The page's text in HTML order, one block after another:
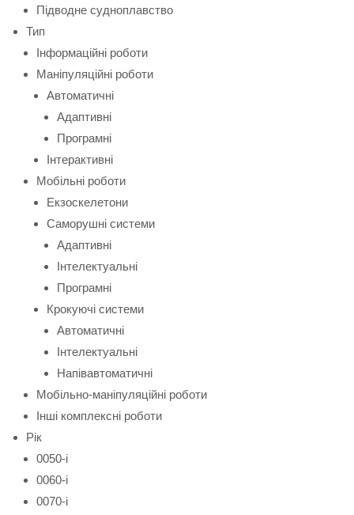
Підводне судноплавство
Тип
Інформаційні роботи
Маніпуляційні роботи
Автоматичні
Адаптивні
Програмні
Інтерактивні
Мобільні роботи
Екзоскелетони
Саморушні системи
Адаптивні
Інтелектуальні
Програмні
Крокуючі системи
Автоматичні
Інтелектуальні
Напівавтоматичні
Мобільно-маніпуляційні роботи
Інші комплексні роботи
Рік
0050-і
0060-і
0070-і